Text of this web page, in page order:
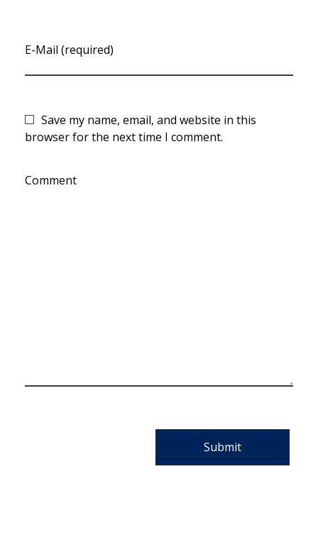
E-Mail (required)
Save my name, email, and website in this
browser for the next time I comment.
Comment